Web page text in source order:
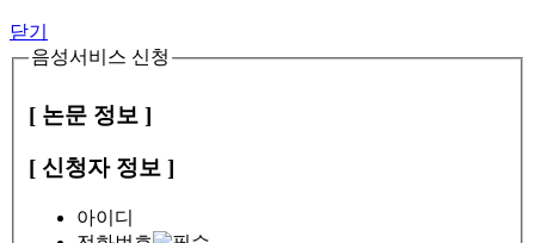
닫기
음성서비스 신청
[ 논문 정보 ]
[ 신청자 정보 ]
아이디